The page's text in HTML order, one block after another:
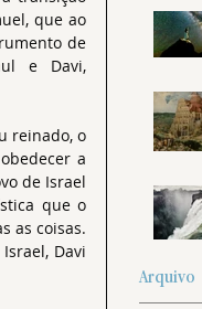
que ao
de
e Davi,
reinado, o
a
de Israel
que o
as coisas.
Davi
Arquivo